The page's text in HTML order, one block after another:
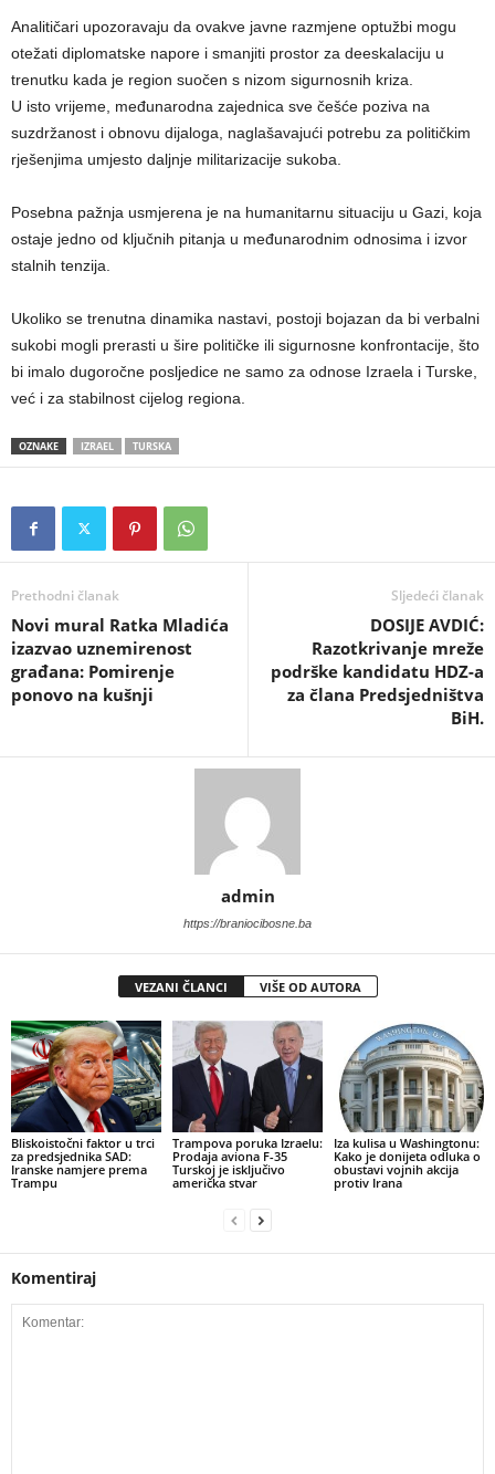
Analitičari upozoravaju da ovakve javne razmjene optužbi mogu
otežati diplomatske napore i smanjiti prostor za deeskalaciju u
trenutku kada je region suočen s nizom sigurnosnih kriza.
U isto vrijeme, međunarodna zajednica sve češće poziva na
suzdržanost i obnovu dijaloga, naglašavajući potrebu za političkim
rješenjima umjesto daljnje militarizacije sukoba.
Posebna pažnja usmjerena je na humanitarnu situaciju u Gazi, koja
ostaje jedno od ključnih pitanja u međunarodnim odnosima i izvor
stalnih tenzija.
Ukoliko se trenutna dinamika nastavi, postoji bojazan da bi verbalni
sukobi mogli prerasti u šire političke ili sigurnosne konfrontacije, što
bi imalo dugoročne posljedice ne samo za odnose Izraela i Turske,
već i za stabilnost cijelog regiona.
OZNAKE IZRAEL TURSKA
Prethodni članak
Novi mural Ratka Mladića
izazvao uznemirenost
građana: Pomirenje
ponovo na kušnji
Sljedeći članak
​DOSIJE AVDIĆ:
Razotkrivanje mreže
podrške kandidatu HDZ-a
za člana Predsjedništva
BiH.
admin
https://braniocibosne.ba
VEZANI ČLANCI VIŠE OD AUTORA
​Bliskoistočni faktor u trci
za predsjednika SAD:
Iranske namjere prema
Trampu
Trampova poruka Izraelu:
Prodaja aviona F-35
Turskoj je isključivo
američka stvar
​Iza kulisa u Washingtonu:
Kako je donijeta odluka o
obustavi vojnih akcija
protiv Irana
Komentiraj